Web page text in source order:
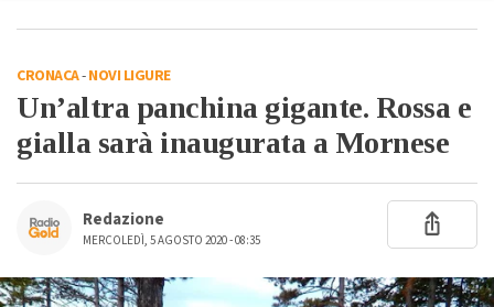
CRONACA-NOVI LIGURE
Un’altra panchina gigante. Rossa e
gialla sarà inaugurata a Mornese
Redazione
MERCOLEDÌ, 5 AGOSTO 2020 - 08:35